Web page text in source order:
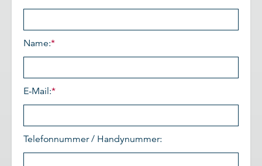
Name:*
E-Mail:*
Telefonnummer / Handynummer: